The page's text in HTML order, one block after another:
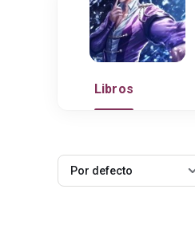
Libros
Por defecto